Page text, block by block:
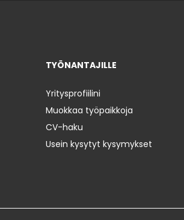
TYÖNANTAJILLE
Yritysprofiilini
Muokkaa työpaikkoja
CV-haku
Usein kysytyt kysymykset